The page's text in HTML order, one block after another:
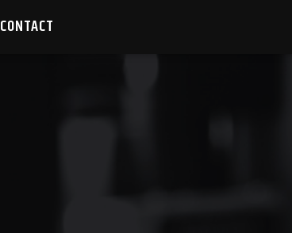
CONTACT